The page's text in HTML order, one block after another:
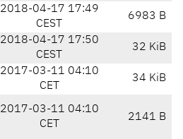
2018-04-17 17:49
CEST
6983 B
2018-04-17 17:50
CEST
32 KiB
2017-03-11 04:10
CET
34 KiB
2017-03-11 04:10
CET
2141 B